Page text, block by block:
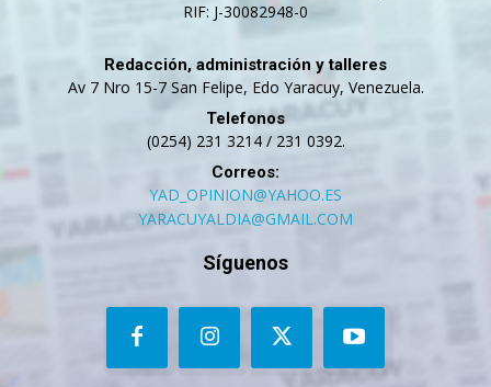
RIF: J-30082948-0
Redacción, administración y talleres
Av 7 Nro 15-7 San Felipe, Edo Yaracuy, Venezuela.
Telefonos
(0254) 231 3214 / 231 0392.
Correos:
YAD_OPINION@YAHOO.ES
YARACUYALDIA@GMAIL.COM
Síguenos